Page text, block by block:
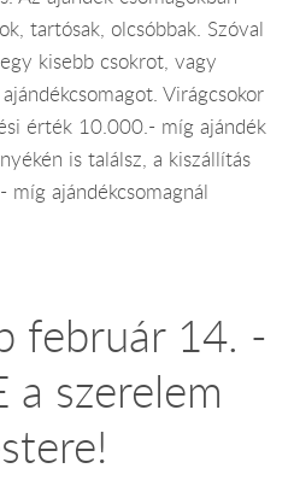
tartósak, olcsóbbak. Szóval
kisebb csokrot, vagy
Virágcsokor
érték 10.000.- míg ajándék
is találsz, a kiszállítás
ajándékcsomagnál
február 14. -
a szerelem